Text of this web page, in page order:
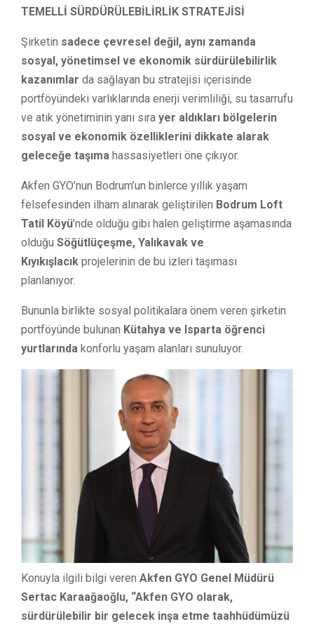
TEMELLİ SÜRDÜRÜLEBİLİRLİK STRATEJİSİ
Şirketin sadece çevresel değil, aynı zamanda
sosyal, yönetimsel ve ekonomik sürdürülebilirlik
kazanımlar da sağlayan bu stratejisi içerisinde
portföyündeki varlıklarında enerji verimliliği, su tasarrufu
ve atık yönetiminin yanı sıra yer aldıkları bölgelerin
sosyal ve ekonomik özelliklerini dikkate alarak
geleceğe taşıma hassasiyetleri öne çıkıyor.
Akfen GYO’nun Bodrum’un binlerce yıllık yaşam
felsefesinden ilham alınarak geliştirilen Bodrum Loft
Tatil Köyü’nde olduğu gibi halen geliştirme aşamasında
olduğu Söğütlüçeşme, Yalıkavak ve
Kıyıkışlacık projelerinin de bu izleri taşıması
planlanıyor.
Bununla birlikte sosyal politikalara önem veren şirketin
portföyünde bulunan Kütahya ve Isparta öğrenci
yurtlarında konforlu yaşam alanları sunuluyor.
Konuyla ilgili bilgi veren Akfen GYO Genel Müdürü
Sertac Karaağaoğlu, “Akfen GYO olarak,
sürdürülebilir bir gelecek inşa etme taahhüdümüzü